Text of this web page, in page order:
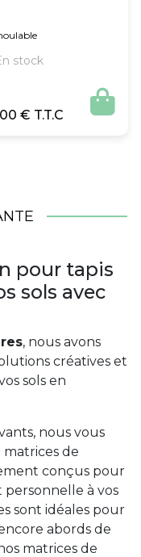
stock
€ 
pour tapis
sols avec
, nous avons
créatives et
sols en
nous vous
de
conçus pour
à vos
sont idéales pour
abords de
matrices de